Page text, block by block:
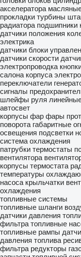
акселератора
прокладки турбины
радиатора подшипники
датчики положения
электрика
датчики блоки
датчики скорости
электропроводка
салона корпуса
переключатели
сигналы
шлейфы руля
автосвет
корпусы фар фары
поворота габаритные
освещения подсветки
система охлаждения
патрубки термостаты
вентилятора
корпусы термостата
температуры
насоса крыльчатки
охлаждения
топливные системы
топливные шланги
датчики давления
фильтра топливные
топливные рампы
давления топлива
фильтра редукторы